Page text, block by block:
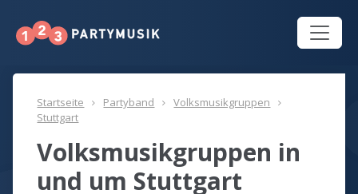
Startseite Partyband
Volksmusikgruppen
Stuttgart
Volksmusikgruppen in
und um Stuttgart